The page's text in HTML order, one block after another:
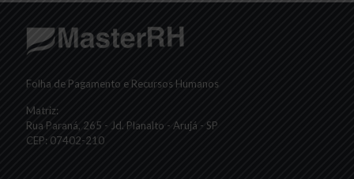
Folha de Pagamento e Recursos Humanos
Matriz:
Rua Paraná, 265 - Jd. Planalto - Arujá - SP
CEP: 07402-210